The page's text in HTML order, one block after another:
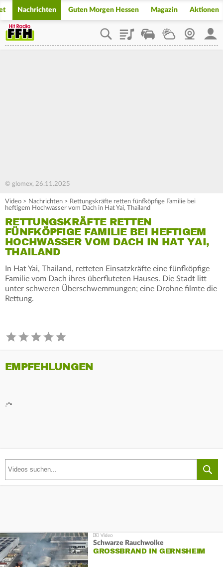
Nachrichten Guten Morgen Hessen Magazin Aktionen
PlaylistStaupilotWetterWebcam
© glomex, 26.11.2025
Video > Nachrichten > Rettungskräfte retten fünfköpfige Familie bei
heftigem Hochwasser vom Dach in Hat Yai, Thailand
RETTUNGSKRÄFTE RETTEN
FÜNFKÖPFIGE FAMILIE BEI HEFTIGEM
HOCHWASSER VOM DACH IN HAT YAI,
THAILAND
In Hat Yai, Thailand, retteten Einsatzkräfte eine fünfköpfige
Familie vom Dach ihres überfluteten Hauses. Die Stadt litt
unter schweren Überschwemmungen; eine Drohne filmte die
Rettung.
EMPFEHLUNGEN
Schwarze Rauchwolke
GROSSBRAND IN GERNSHEIM